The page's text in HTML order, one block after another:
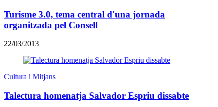
Turisme 3.0, tema central d'una jornada
organitzada pel Consell
22/03/2013
Cultura i Mitjans
Talectura homenatja Salvador Espriu dissabte